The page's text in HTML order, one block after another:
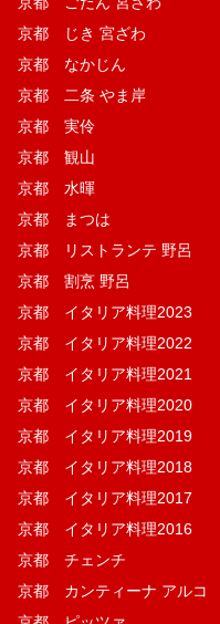
京都 じき 宮ざわ
京都 なかじん
京都 二条 やま岸
京都 実伶
京都 観山
京都 水暉
京都 まつは
京都 リストランテ 野呂
京都 割烹 野呂
京都 イタリア料理2023
京都 イタリア料理2022
京都 イタリア料理2021
京都 イタリア料理2020
京都 イタリア料理2019
京都 イタリア料理2018
京都 イタリア料理2017
京都 イタリア料理2016
京都 チェンチ
京都 カンティーナ アルコ